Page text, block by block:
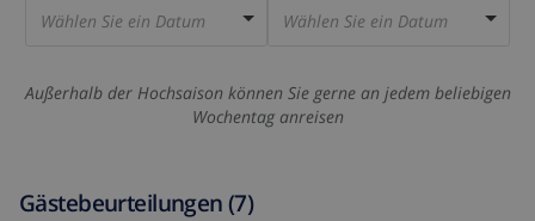
Wählen Sie ein Datum Wählen Sie ein Datum
Außerhalb der Hochsaison können Sie gerne an jedem beliebigen
Wochentag anreisen
Gästebeurteilungen (7)